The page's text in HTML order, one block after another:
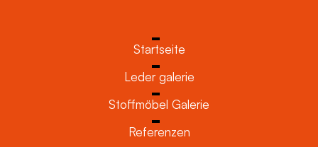
Startseite
Leder galerie
Stoffmöbel Galerie
Referenzen